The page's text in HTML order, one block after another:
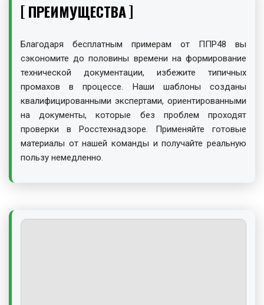
ПРЕИМУЩЕСТВА
Благодаря бесплатным примерам от ППР48 вы
сэкономите до половины времени на формирование
технической документации, избежите типичных
промахов в процессе. Наши шаблоны созданы
квалифицированными экспертами, ориентированными
на документы, которые без проблем проходят
проверки в Росстехнадзоре. Применяйте готовые
материалы от нашей команды и получайте реальную
пользу немедленно.